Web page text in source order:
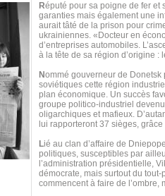
Réputé pour sa poigne de fer et
garanties mais également une
aurait tâté de la prison pour
ukrainiennes. «Docteur en
d’entreprises automobiles.
à la tête de sa région d’origine :
Nommé gouverneur de Donetsk
soviétiques cette région
plan économique. Un succès
groupe politico-industriel
oligarchiques et mafieux.
lui rapporteront 37 sièges,
Lié au clan d’affaire de
politiques, susceptibles par
l’administration présidentielle,
démocrate, mais surtout du
commencent à faire de